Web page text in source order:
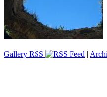
Gallery RSS |